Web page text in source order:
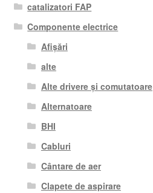
catalizatori FAP
Componente electrice
Afișări
alte
Alte drivere și comutatoare
Alternatoare
BHI
Cabluri
Cântare de aer
Clapete de aspirare